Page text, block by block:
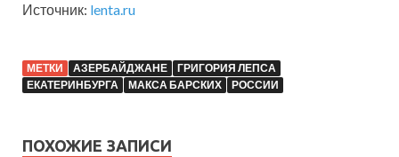
Источник: lenta.ru
МЕТКИ АЗЕРБАЙДЖАНЕ
ГРИГОРИЯ ЛЕПСА
ЕКАТЕРИНБУРГА
МАКСА БАРСКИХ РОССИИ
ПОХОЖИЕ ЗАПИСИ